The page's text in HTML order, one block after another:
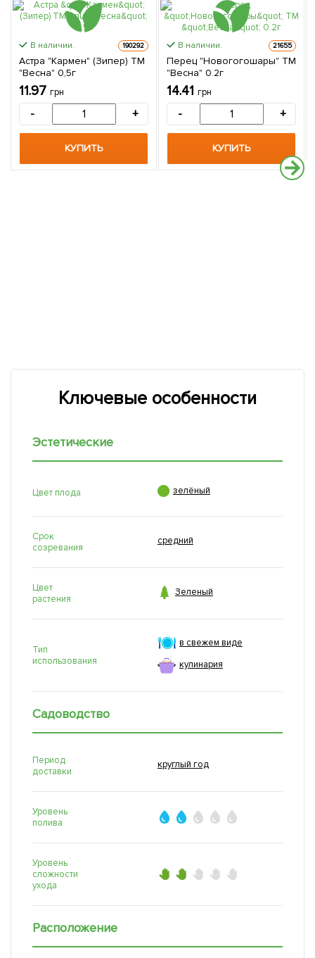
В наличии. 190292
Астра "Кармен" (Зипер) ТМ
"Весна" 0,5г
11.97 грн
- +
КУПИТЬ
В наличии. 21655
Перец "Новогогошары" ТМ
"Весна" 0.2г
14.41 грн
- +
КУПИТЬ
Ключевые особенности
Эстетические
Цвет плода  зелёный
Срок
созревания
средний
Цвет
растения
 Зеленый
Тип
использования
в свежем виде
кулинария
Садоводство
Период
доставки
круглый год
Уровень
полива
Уровень
сложности
ухода
Расположение